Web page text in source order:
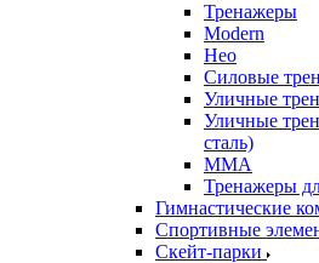
Тренажеры
Modern
Нео
Силовые
Уличные
Уличные
сталь)
ММА
Тренажеры
Гимнастические
Спортивные
Скейт-парки